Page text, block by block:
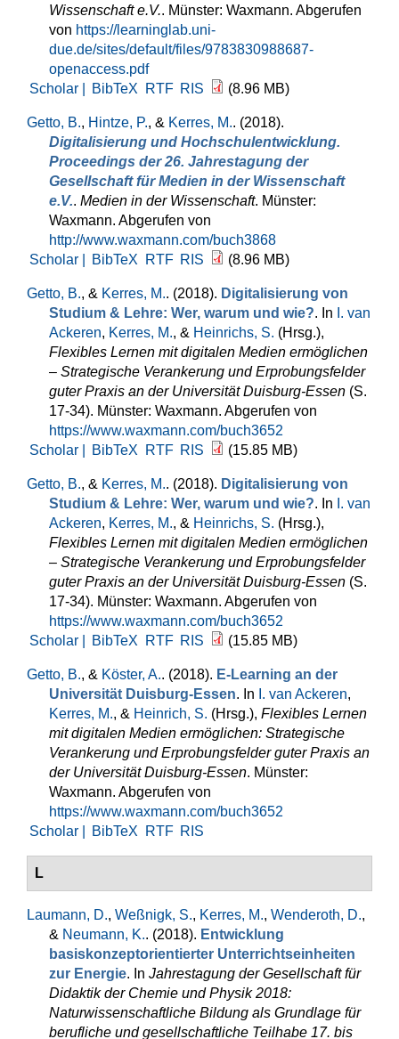
Wissenschaft e.V.. Münster: Waxmann. Abgerufen
von https://learninglab.uni-
due.de/sites/default/files/9783830988687-
openaccess.pdf
Scholar |
BibTeX RTF RIS (8.96 MB)
Getto, B., Hintze, P., & Kerres, M.. (2018).
Digitalisierung und Hochschulentwicklung.
Proceedings der 26. Jahrestagung der
Gesellschaft für Medien in der Wissenschaft
e.V.. Medien in der Wissenschaft. Münster:
Waxmann. Abgerufen von
http://www.waxmann.com/buch3868
Scholar |
BibTeX RTF RIS (8.96 MB)
Getto, B., & Kerres, M.. (2018). Digitalisierung von
Studium & Lehre: Wer, warum und wie?. In I. van
Ackeren, Kerres, M., & Heinrichs, S. (Hrsg.),
Flexibles Lernen mit digitalen Medien ermöglichen
– Strategische Verankerung und Erprobungsfelder
guter Praxis an der Universität Duisburg-Essen (S.
17-34). Münster: Waxmann. Abgerufen von
https://www.waxmann.com/buch3652
Scholar |
BibTeX RTF RIS (15.85 MB)
Getto, B., & Kerres, M.. (2018). Digitalisierung von
Studium & Lehre: Wer, warum und wie?. In I. van
Ackeren, Kerres, M., & Heinrichs, S. (Hrsg.),
Flexibles Lernen mit digitalen Medien ermöglichen
– Strategische Verankerung und Erprobungsfelder
guter Praxis an der Universität Duisburg-Essen (S.
17-34). Münster: Waxmann. Abgerufen von
https://www.waxmann.com/buch3652
Scholar |
BibTeX RTF RIS (15.85 MB)
Getto, B., & Köster, A.. (2018). E-Learning an der
Universität Duisburg-Essen. In I. van Ackeren,
Kerres, M., & Heinrich, S. (Hrsg.), Flexibles Lernen
mit digitalen Medien ermöglichen: Strategische
Verankerung und Erprobungsfelder guter Praxis an
der Universität Duisburg-Essen. Münster:
Waxmann. Abgerufen von
https://www.waxmann.com/buch3652
Scholar |
BibTeX RTF RIS
L
Laumann, D., Weßnigk, S., Kerres, M., Wenderoth, D.,
& Neumann, K.. (2018). Entwicklung
basiskonzeptorientierter Unterrichtseinheiten
zur Energie. In Jahrestagung der Gesellschaft für
Didaktik der Chemie und Physik 2018:
Naturwissenschaftliche Bildung als Grundlage für
berufliche und gesellschaftliche Teilhabe 17. bis